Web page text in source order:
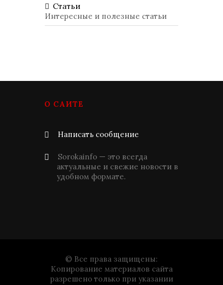
Статьи
Интересные и полезные статьи
О САЙТЕ
Написать сообщение
Sorokainfo — это всегда
актуальные и свежие новости в
удобном формате.
© Все права защищены:
Копирование материалов сайта
разрешено только при указании